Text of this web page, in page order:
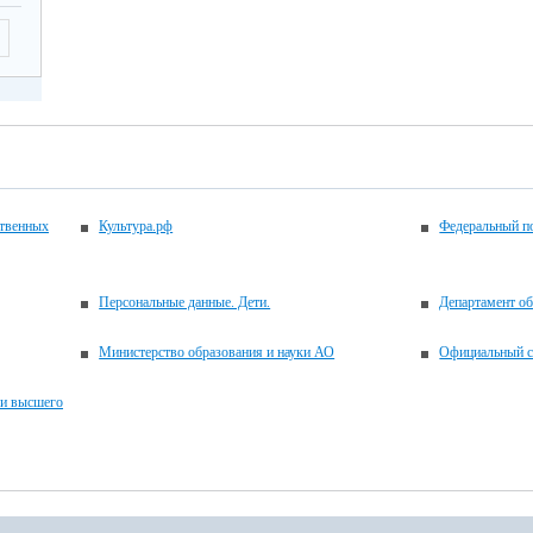
Культура.рф Федеральный
Персональные данные. Дети. Департамент
Министерство образования и науки АО Официальный
высшего